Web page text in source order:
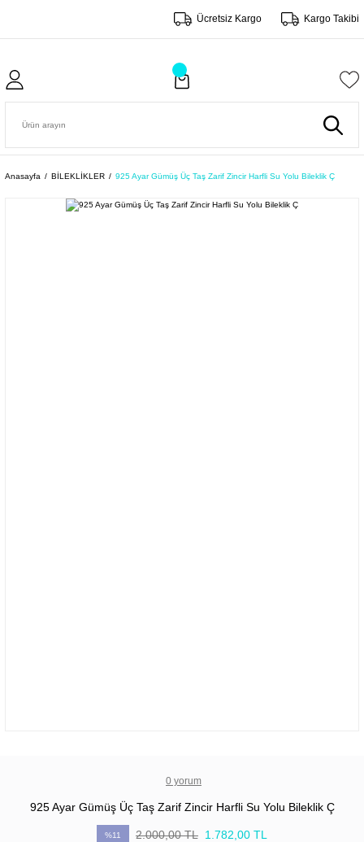
Ücretsiz Kargo Kargo Takibi
Anasayfa BİLEKLİKLER 925 Ayar Gümüş Üç Taş Zarif Zincir Harfli Su Yolu Bileklik Ç
0 yorum
925 Ayar Gümüş Üç Taş Zarif Zincir Harfli Su Yolu Bileklik Ç
%11 2.000,00 TL 1.782,00 TL